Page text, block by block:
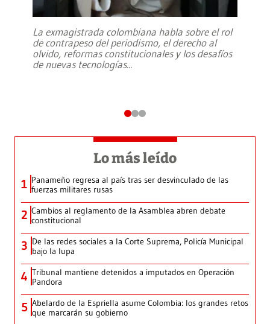
La exmagistrada colombiana habla sobre el rol
de contrapeso del periodismo, el derecho al
olvido, reformas constitucionales y los desafíos
de nuevas tecnologías...
Lo más leído
1 Panameño regresa al país tras ser desvinculado de las
fuerzas militares rusas
2 Cambios al reglamento de la Asamblea abren debate
constitucional
3 De las redes sociales a la Corte Suprema, Policía Municipal
bajo la lupa
4 Tribunal mantiene detenidos a imputados en Operación
Pandora
5 Abelardo de la Espriella asume Colombia: los grandes retos
que marcarán su gobierno